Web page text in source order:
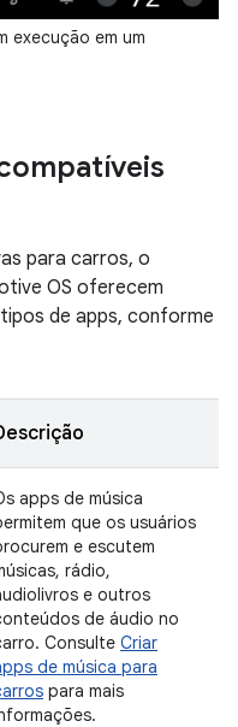
execução em um
para carros, o
OS oferecem
de apps, conforme
apps de música
que os usuários
e escutem
rádio,
e outros
de áudio no
Consulte Criar
de música para
para mais